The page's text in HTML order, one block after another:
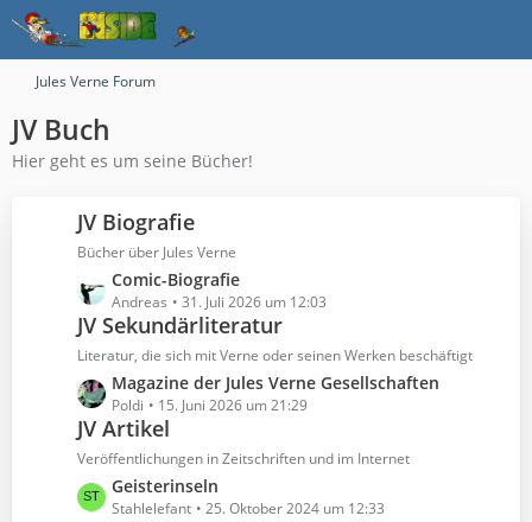
Jules Verne Forum
JV Buch
Hier geht es um seine Bücher!
JV Biografie
Bücher über Jules Verne
L
e
z
e
B
e
i
t
r
Comic-Biografie
Andreas 31. Juli 2026 um 12:03
JV Sekundärliteratur
Literatur, die sich mit Verne oder seinen Werken beschäftigt
L
e
z
e
Magazine der Jules Verne Gesellschaften
Poldi 15. Juni 2026 um 21:29
JV Artikel
Veröffentlichungen in Zeitschriften und im Internet
L
e
Geisterinseln
Stahlelefant 25. Oktober 2024 um 12:33